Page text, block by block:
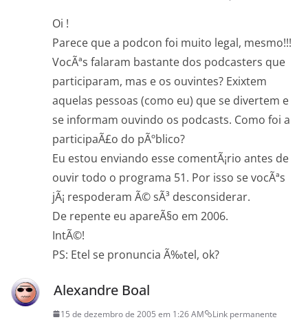
Oi !
Parece que a podcon foi muito legal, mesmo!!!
VocÃªs falaram bastante dos podcasters que
participaram, mas e os ouvintes? Exixtem
aquelas pessoas (como eu) que se divertem e
se informam ouvindo os podcasts. Como foi a
participaÃ£o do pÃºblico?
Eu estou enviando esse comentÃ¡rio antes de
ouvir todo o programa 51. Por isso se vocÃªs
jÃ¡ respoderam Ã© sÃ³ desconsiderar.
De repente eu apareÃ§o em 2006.
IntÃ©!
PS: Etel se pronuncia Ã‰tel, ok?
Alexandre Boal
15 de dezembro de 2005 em 1:26 AM Link permanente